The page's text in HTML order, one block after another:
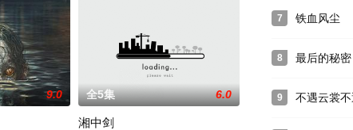
9.0 全5集 6.0
湘中剑
7 铁血风尘
8 最后的秘密
9 不遇云裳